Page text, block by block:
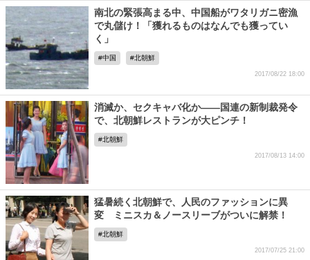
南北の緊張高まる中、中国船がワタリガニ密漁
で丸儲け！「獲れるものはなんでも獲ってい
く」
中国 北朝鮮
2017/08/22 18:00
消滅か、セクキャバ化か――国連の新制裁発令
で、北朝鮮レストランが大ピンチ！
北朝鮮
2017/08/13 14:00
猛暑続く北朝鮮で、人民のファッションに異
変 ミニスカ＆ノースリーブがついに解禁！
北朝鮮
2017/07/25 21:00